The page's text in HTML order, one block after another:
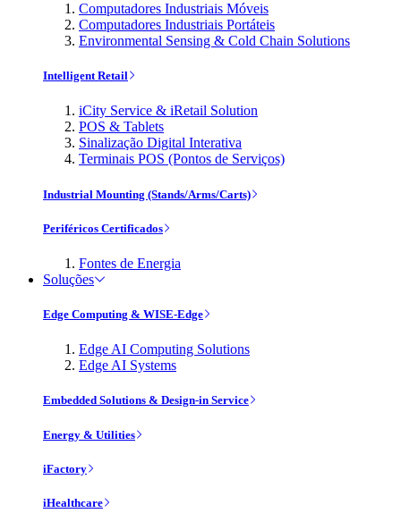
Computadores Industriais Móveis
Computadores Industriais Portáteis
Environmental Sensing & Cold Chain Solutions
Intelligent Retail
iCity Service & iRetail Solution
POS & Tablets
Sinalização Digital Interativa
Terminais POS (Pontos de Serviços)
Industrial Mounting (Stands/Arms/Carts)
Periféricos Certificados
Fontes de Energia
Soluções
Edge Computing & WISE-Edge
Edge AI Computing Solutions
Edge AI Systems
Embedded Solutions & Design-in Service
Energy & Utilities
iFactory
iHealthcare